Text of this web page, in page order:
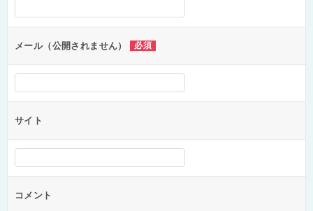
ンメール（公開されません） 必須
サイト
コメント